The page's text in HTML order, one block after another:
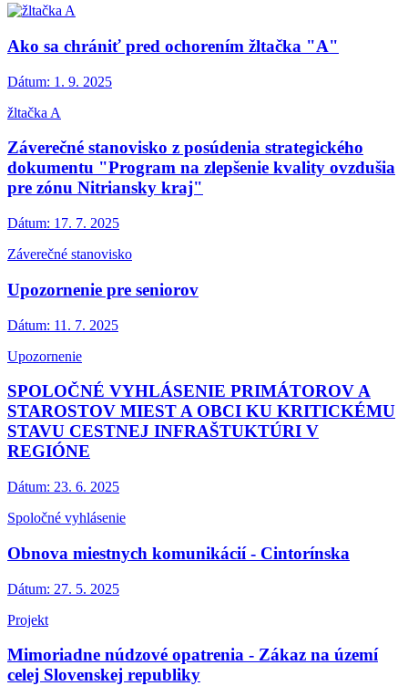
Ako sa chrániť pred ochorením žltačka "A"
Dátum: 1. 9. 2025
žltačka A
Záverečné stanovisko z posúdenia strategického
dokumentu "Program na zlepšenie kvality ovzdušia
pre zónu Nitriansky kraj"
Dátum: 17. 7. 2025
Záverečné stanovisko
Upozornenie pre seniorov
Dátum: 11. 7. 2025
Upozornenie
SPOLOČNÉ VYHLÁSENIE PRIMÁTOROV A
STAROSTOV MIEST A OBCI KU KRITICKÉMU
STAVU CESTNEJ INFRAŠTUKTÚRI V
REGIÓNE
Dátum: 23. 6. 2025
Spoločné vyhlásenie
Obnova miestnych komunikácií - Cintorínska
Dátum: 27. 5. 2025
Projekt
Mimoriadne núdzové opatrenia - Zákaz na území
celej Slovenskej republiky